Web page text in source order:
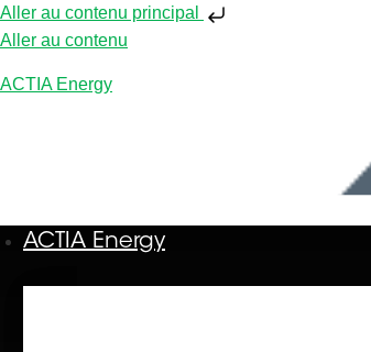
Aller au contenu principal
Aller au contenu
ACTIA Energy
ACTIA Energy